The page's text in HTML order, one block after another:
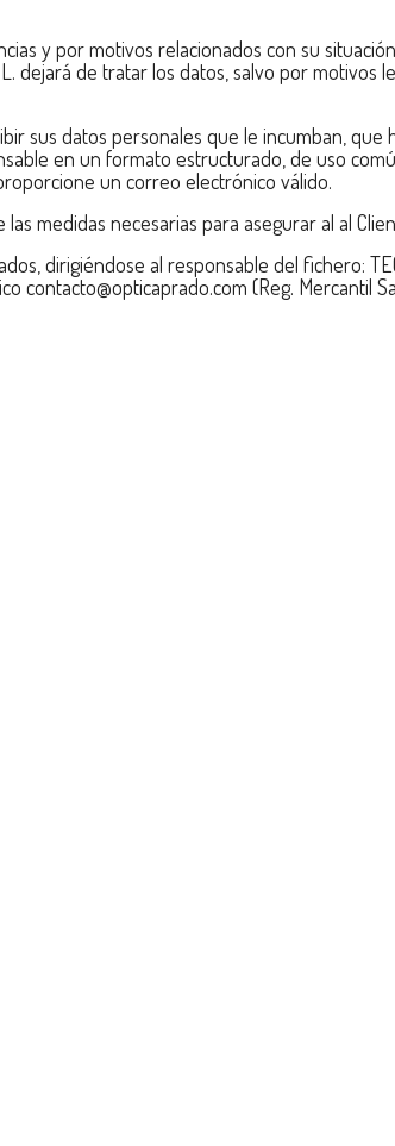
y por motivos relacionados con su
dejará de tratar los datos, salvo por motivos
sus datos personales que le incumban, que
en un formato estructurado, de uso
un correo electrónico válido.
las medidas necesarias para asegurar al al
dirigiéndose al responsable del fichero:
contacto@opticaprado.com (Reg. Mercantil